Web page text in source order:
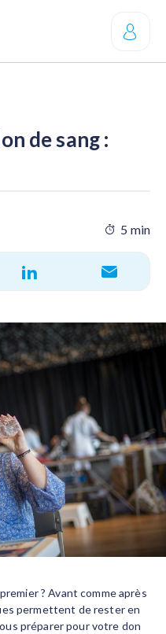
de sang :
5 min
? Avant comme après
permettent de rester en
préparer pour votre don